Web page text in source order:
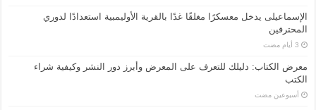
الإسماعیلی یدخل معسكرًا مغلقًا غدًا بالقرية الأوليمبية استعدادًا لدوري
المحترفين
معرض الكتاب: دليلك للتعرف على المعرض وأبرز دور النشر وكيفية شراء
الكتب
‏أسبوعين مضت